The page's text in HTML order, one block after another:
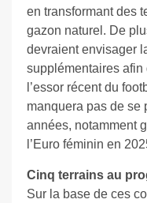
en transformant des
gazon naturel. De
devraient envisager
supplémentaires
l’essor récent du
manquera pas de se
années, notamment
l’Euro féminin en
Cinq terrains au
Sur la base de ces